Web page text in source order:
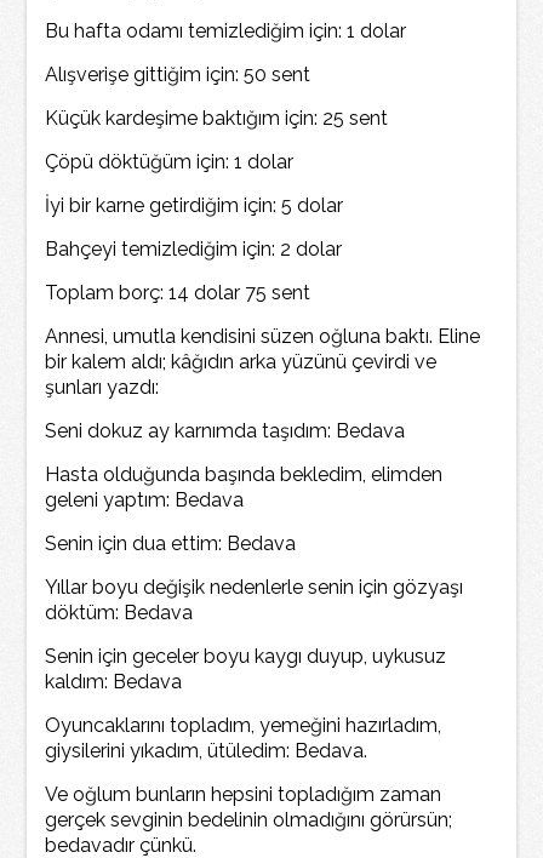
Bu hafta odamı temizlediğim için: 1 dolar
Alışverişe gittiğim için: 50 sent
Küçük kardeşime baktığım için: 25 sent
Çöpü döktüğüm için: 1 dolar
İyi bir karne getirdiğim için: 5 dolar
Bahçeyi temizlediğim için: 2 dolar
Toplam borç: 14 dolar 75 sent
Annesi, umutla kendisini süzen oğluna baktı. Eline
bir kalem aldı; kâğıdın arka yüzünü çevirdi ve
şunları yazdı:
Seni dokuz ay karnımda taşıdım: Bedava
Hasta olduğunda başında bekledim, elimden
geleni yaptım: Bedava
Senin için dua ettim: Bedava
Yıllar boyu değişik nedenlerle senin için gözyaşı
döktüm: Bedava
Senin için geceler boyu kaygı duyup, uykusuz
kaldım: Bedava
Oyuncaklarını topladım, yemeğini hazırladım,
giysilerini yıkadım, ütüledim: Bedava.
Ve oğlum bunların hepsini topladığım zaman
gerçek sevginin bedelinin olmadığını görürsün;
bedavadır çünkü.